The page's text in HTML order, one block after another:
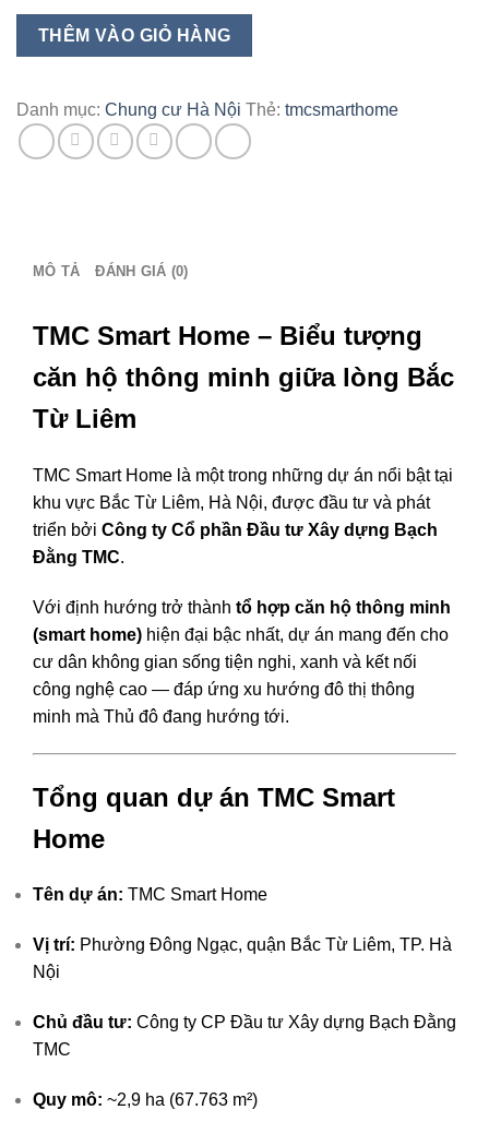
TMC
–
Tải
bảng
939
lượng
THÊM VÀO GIỎ HÀNG
Danh mục: Chung cư Hà Nội Thẻ: tmcsmarthome
MÔ TẢ ĐÁNH GIÁ (0)
TMC Smart Home – Biểu tượng
căn hộ thông minh giữa lòng Bắc
Từ Liêm
TMC Smart Home là một trong những dự án nổi bật tại
khu vực Bắc Từ Liêm, Hà Nội, được đầu tư và phát
triển bởi Công ty Cổ phần Đầu tư Xây dựng Bạch
Đằng TMC.
Với định hướng trở thành tổ hợp căn hộ thông minh
(smart home) hiện đại bậc nhất, dự án mang đến cho
cư dân không gian sống tiện nghi, xanh và kết nối
công nghệ cao — đáp ứng xu hướng đô thị thông
minh mà Thủ đô đang hướng tới.
Tổng quan dự án TMC Smart
Home
Tên dự án: TMC Smart Home
Vị trí: Phường Đông Ngạc, quận Bắc Từ Liêm, TP. Hà
Nội
Chủ đầu tư: Công ty CP Đầu tư Xây dựng Bạch Đằng
TMC
Quy mô: ~2,9 ha (67.763 m²)